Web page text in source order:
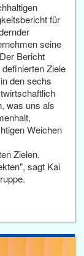
für
seine
Bericht
Ziele
den sechs
was uns als
Weichen
Zielen,
sagt Kai